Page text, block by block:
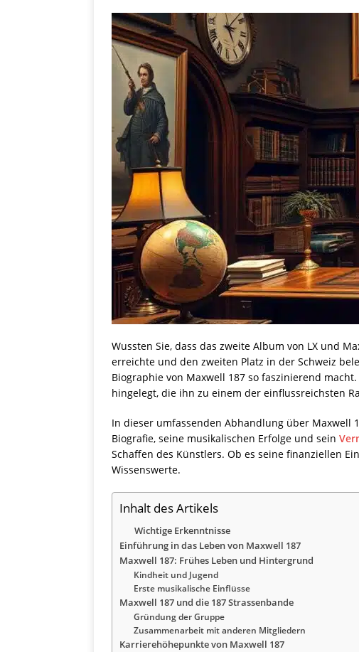
Wussten Sie, dass das zweite Album von LX und
erreichte und den zweiten Platz in der Schweiz
Biographie von Maxwell 187 so faszinierend
hingelegt, die ihn zu einem der einflussreichsten
In dieser umfassenden Abhandlung über Maxwell
Biografie, seine musikalischen Erfolge und sein
Schaffen des Künstlers. Ob es seine finanziellen
Wissenswerte.
Inhalt des Artikels
Wichtige Erkenntnisse
Einführung in das Leben von Maxwell 187
Maxwell 187: Frühes Leben und Hintergrund
Kindheit und Jugend
Erste musikalische Einflüsse
Maxwell 187 und die 187 Strassenbande
Gründung der Gruppe
Zusammenarbeit mit anderen Mitgliedern
Karrierehöhepunkte von Maxwell 187